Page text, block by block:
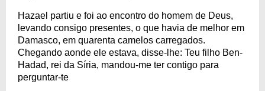
Hazael partiu e foi ao encontro do homem de Deus,
levando consigo presentes, o que havia de melhor em
Damasco, em quarenta camelos carregados.
Chegando aonde ele estava, disse-lhe: Teu filho Ben-
Hadad, rei da Síria, mandou-me ter contigo para
perguntar-te